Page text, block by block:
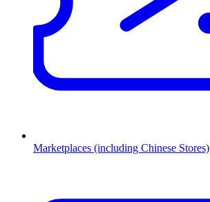
Marketplaces (including Chinese Stores)